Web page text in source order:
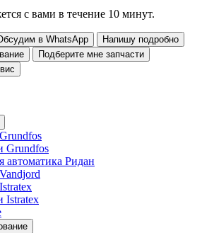
с вами в течение 10 минут.
в WhatsApp
Напишу подробно
Подберите мне запчасти
Grundfos
автоматика Ридан
Istratex